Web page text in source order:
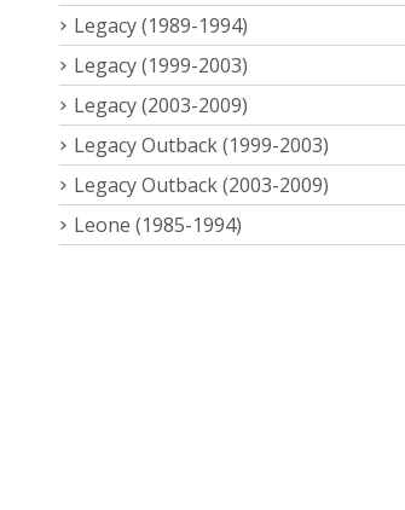
Legacy (1989-1994)
Legacy (1999-2003)
Legacy (2003-2009)
Legacy Outback (1999-2003)
Legacy Outback (2003-2009)
Leone (1985-1994)